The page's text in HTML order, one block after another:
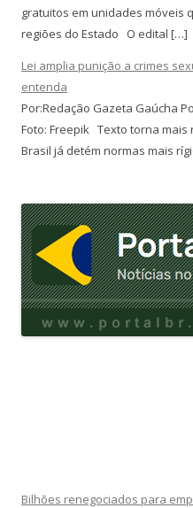
gratuitos em unidades móveis
regiões do Estado O edital […]
Lei amplia punição a crimes
entenda
Por:Redação Gazeta Gaúcha
Foto: Freepik Texto torna
Brasil já detém normas mais
Bilhões renegociados para